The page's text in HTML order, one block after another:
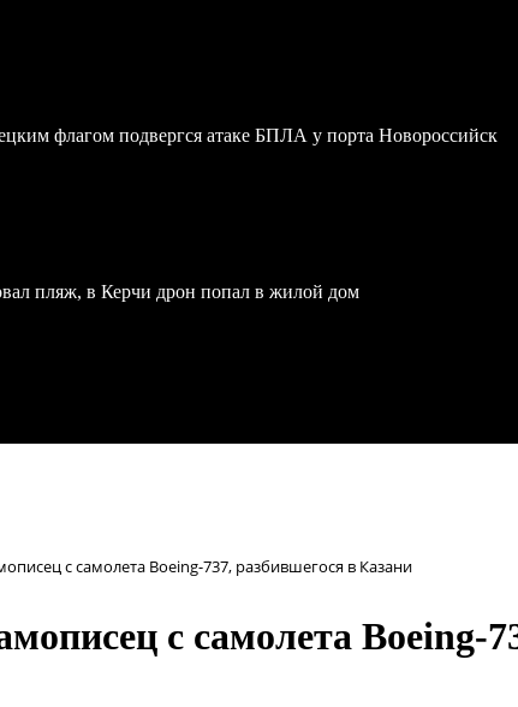
флагом подвергся атаке БПЛА у порта Новороссийск
пляж, в Керчи дрон попал в жилой дом
с самолета Boeing-737, разбившегося в Казани
с самолета Boeing-